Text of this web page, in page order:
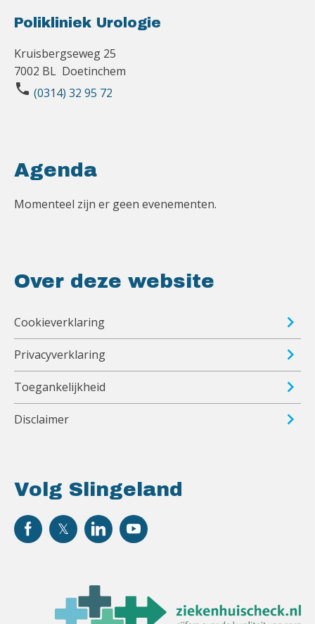
Polikliniek Urologie
Kruisbergseweg 25
7002 BL Doetinchem
phone (0314) 32 95 72
Volg Slingeland
Agenda
Momenteel zijn er geen evenementen.
Over deze website
Cookieverklaring
Privacyverklaring
Toegankelijkheid
Disclaimer